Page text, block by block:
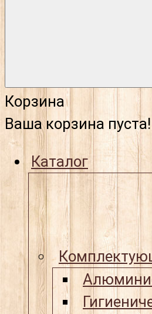
Корзина
Ваша корзина пуста!
Каталог